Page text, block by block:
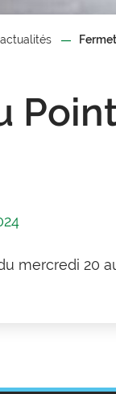
mercredi 20